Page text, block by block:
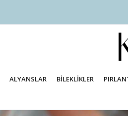
ALYANSLAR BİLEKLİKLER